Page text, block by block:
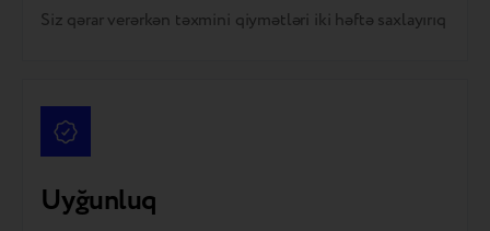
Siz qərar verərkən təxmini qiymətləri iki həftə saxlayırıq
Uyğunluq